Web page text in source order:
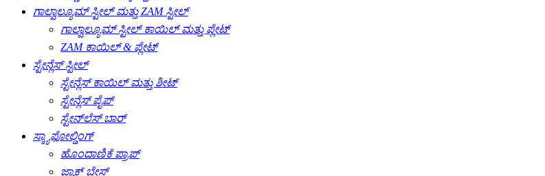
ಗಾಲ್ವಾಲ್ಯೂಮ್ ಸ್ಟೀಲ್ ಮತ್ತು ZAM ಸ್ಟೀಲ್
ಗಾಲ್ವಾಲ್ಯೂಮ್ ಸ್ಟೀಲ್ ಕಾಯಿಲ್ ಮತ್ತು ಪ್ಲೇಟ್
ZAM ಕಾಯಿಲ್ & ಪ್ಲೇಟ್
ಸ್ಟೇನ್ಲೆಸ್ ಸ್ಟೀಲ್
ಸ್ಟೇನ್ಲೆಸ್ ಕಾಯಿಲ್ ಮತ್ತು ಶೀಟ್
ಸ್ಟೇನ್ಲೆಸ್ ಪೈಪ್
ಸ್ಟೇನ್‌ಲೆಸ್ ಬಾರ್
ಸ್ಕ್ಯಾಫೋಲ್ಡಿಂಗ್
ಹೊಂದಾಣಿಕೆ ಪ್ರಾಪ್
ಜ್ಯಾಕ್ ಬೇಸ್